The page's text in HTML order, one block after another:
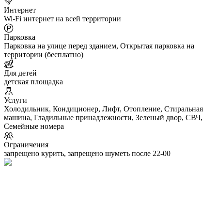
Интернет
Wi-Fi интернет на всей территории
Парковка
Парковка на улице перед зданием, Открытая парковка на
территории (бесплатно)
Для детей
детская площадка
Услуги
Холодильник, Кондиционер, Лифт, Отопление, Стиральная
машина, Гладильные принадлежности, Зеленый двор, СВЧ,
Семейные номера
Ограничения
запрещено курить, запрещено шуметь после 22-00